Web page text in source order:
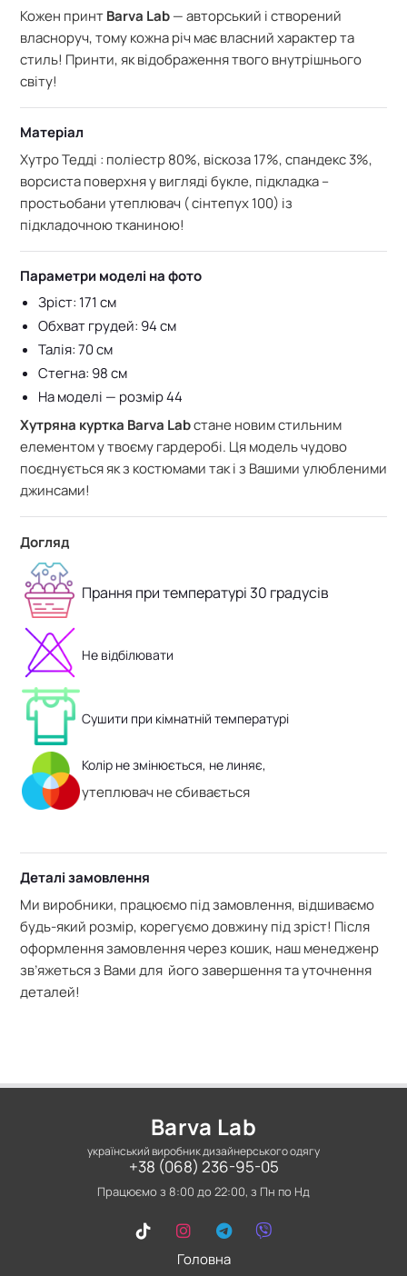
Кожен принтBarva Lab— авторський і створений
власноруч, тому кожна річ має власний характер та
стиль! Принти, як відображення твого внутрішнього
світу!
Матеріал
Хутро Тедді : поліестр 80%, віскоза 17%, спандекс 3%,
ворсиста поверхня у вигляді букле, підкладка –
простьобани утеплювач ( сінтепух 100) із
підкладочною тканиною!
Параметри моделі на фото
Зріст: 171 см
Обхват грудей: 94 см
Талія: 70 см
Стегна: 98 см
На моделі — розмір 44
Хутряна куртка Barva Labстане новим стильним
елементом у твоєму гардеробі. Ця модель чудово
поєднується як з костюмами так і з Вашими улюбленими
джинсами!
Догляд
Прання при температурі 30 градусів
Не відбілювати
Сушити при кімнатній температурі
Колір не змінюється, не линяє,
утеплювач не сбивається
Деталі замовлення
Ми виробники, працюємо під замовлення, відшиваємо
будь-який розмір, корегуємо довжину під зріст! Після
оформлення замовлення через кошик, наш менедженр
зв’яжеться з Вами для його завершення та уточнення
деталей!
Barva Lab
український виробник дизайнерського одягу
Головна
+38 (068) 236-95-05
Працюємо з 8:00 до 22:00, з Пн по Нд